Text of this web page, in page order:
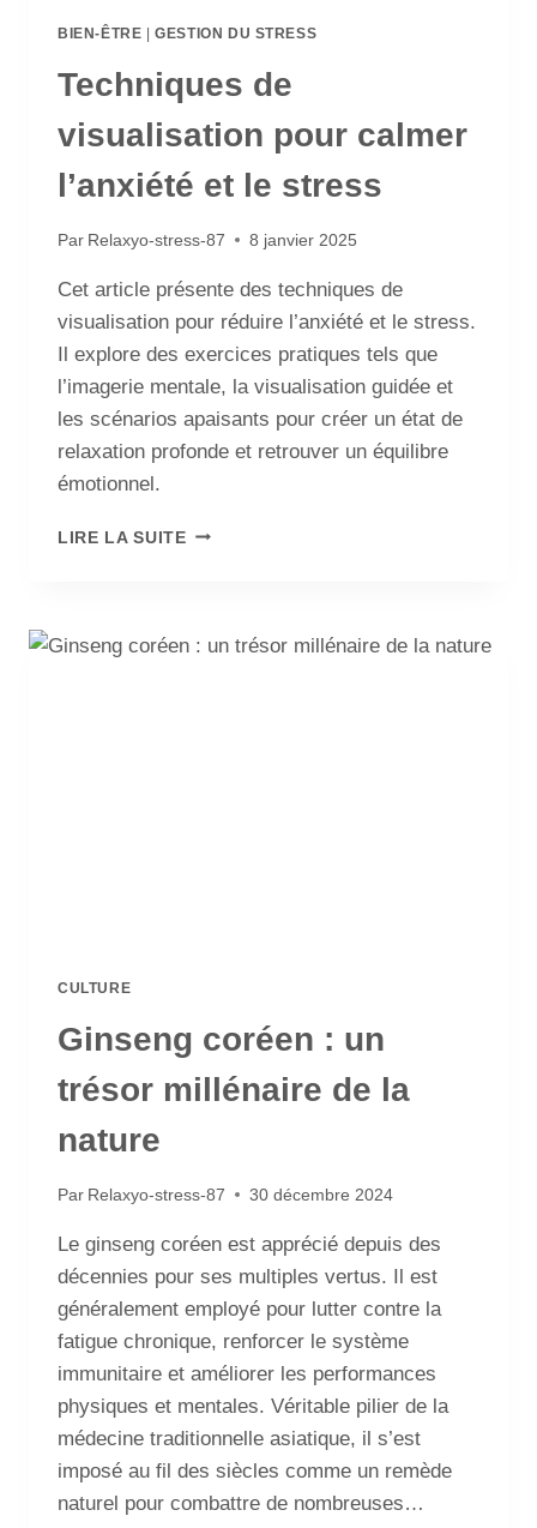
BIEN-ÊTRE |GESTION DU STRESS
Techniques de
visualisation pour calmer
l’anxiété et le stress
Par Relaxyo-stress-87 8 janvier 2025
Cet article présente des techniques de
visualisation pour réduire l’anxiété et le stress.
Il explore des exercices pratiques tels que
l’imagerie mentale, la visualisation guidée et
les scénarios apaisants pour créer un état de
relaxation profonde et retrouver un équilibre
émotionnel.
LIRE LA SUITE
CULTURE
Ginseng coréen : un
trésor millénaire de la
nature
Par Relaxyo-stress-87 30 décembre 2024
Le ginseng coréen est apprécié depuis des
décennies pour ses multiples vertus. Il est
généralement employé pour lutter contre la
fatigue chronique, renforcer le système
immunitaire et améliorer les performances
physiques et mentales. Véritable pilier de la
médecine traditionnelle asiatique, il s’est
imposé au fil des siècles comme un remède
naturel pour combattre de nombreuses…